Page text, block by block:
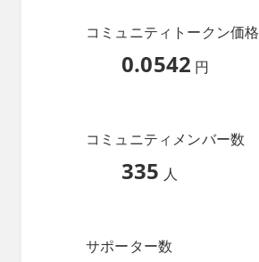
コミュニティトークン価格
0.0542 円
コミュニティメンバー数
335 人
サポーター数